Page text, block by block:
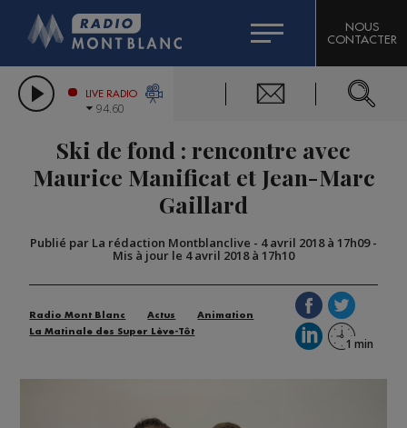
LES CHRONIQUES DE L'EXPERT
CITIZEN MACHINERY
GRAND MASSIF DOMAINES SKIABLES
BIGARD
COMPAGNIE DU MONT-BLANC
NOUS
CONTACTER
LIVE RADIO
94.60
Ski de fond : rencontre avec
Maurice Manificat et Jean-Marc
Gaillard
Publié par La rédaction Montblanclive - 4 avril 2018 à 17h09-
Mis à jour le 4 avril 2018 à 17h10
Radio Mont Blanc Actus
Animation
La Matinale des Super Lève-Tôt